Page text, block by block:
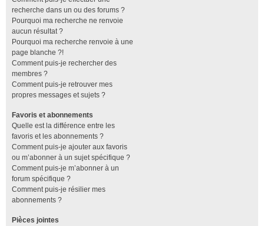
recherche dans un ou des forums ?
Pourquoi ma recherche ne renvoie
aucun résultat ?
Pourquoi ma recherche renvoie à une
page blanche ?!
Comment puis-je rechercher des
membres ?
Comment puis-je retrouver mes
propres messages et sujets ?
Favoris et abonnements
Quelle est la différence entre les
favoris et les abonnements ?
Comment puis-je ajouter aux favoris
ou m’abonner à un sujet spécifique ?
Comment puis-je m’abonner à un
forum spécifique ?
Comment puis-je résilier mes
abonnements ?
Pièces jointes